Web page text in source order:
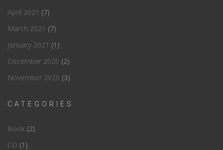
April 2021 (7)
March 2021 (7)
January 2021 (1)
December 2020 (2)
November 2020 (3)
CATEGORIES
Book (2)
CD (1)